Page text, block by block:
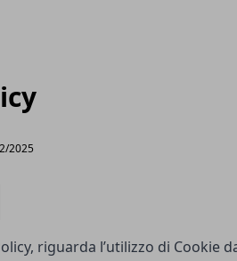
2025
riguarda l’utilizzo di Cookie